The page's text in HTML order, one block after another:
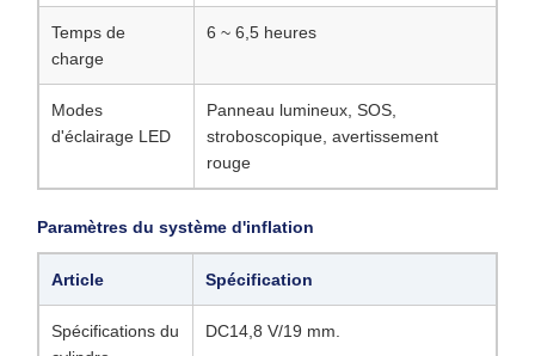
Temps de
charge
6 ~ 6,5 heures
Modes
d'éclairage LED
Panneau lumineux, SOS,
stroboscopique, avertissement
rouge
Paramètres du système d'inflation
Article Spécification
Spécifications du
DC14,8 V/19 mm.